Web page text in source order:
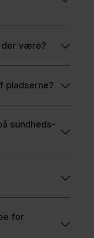
der være?
pladserne?
sundheds-
for